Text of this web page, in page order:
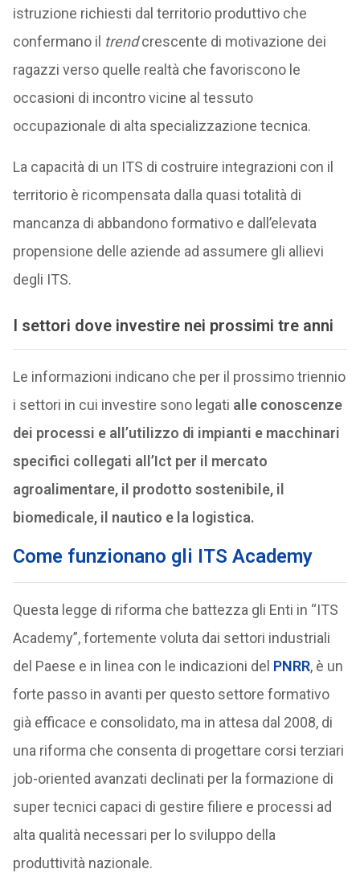
istruzione richiesti dal territorio produttivo che
confermano il trendcrescente di motivazione dei
ragazzi verso quelle realtà che favoriscono le
occasioni di incontro vicine al tessuto
occupazionale di alta specializzazione tecnica.
La capacità di un ITS di costruire integrazioni con il
territorio è ricompensata dalla quasi totalità di
mancanza di abbandono formativo e dall’elevata
propensione delle aziende ad assumere gli allievi
degli ITS.
I settori dove investire nei prossimi tre anni
Le informazioni indicano che per il prossimo triennio
i settori in cui investire sono legati alle conoscenze
dei processi e all’utilizzo di impianti e macchinari
specifici collegati all’Ict per il mercato
agroalimentare, il prodotto sostenibile, il
biomedicale, il nautico e la logistica.
Come funzionano gli ITS Academy
Questa legge di riforma che battezza gli Enti in “ITS
Academy”, fortemente voluta dai settori industriali
del Paese e in linea con le indicazioni del PNRR, è un
forte passo in avanti per questo settore formativo
già efficace e consolidato, ma in attesa dal 2008, di
una riforma che consenta di progettare corsi terziari
job-oriented avanzati declinati per la formazione di
super tecnici capaci di gestire filiere e processi ad
alta qualità necessari per lo sviluppo della
produttività nazionale.